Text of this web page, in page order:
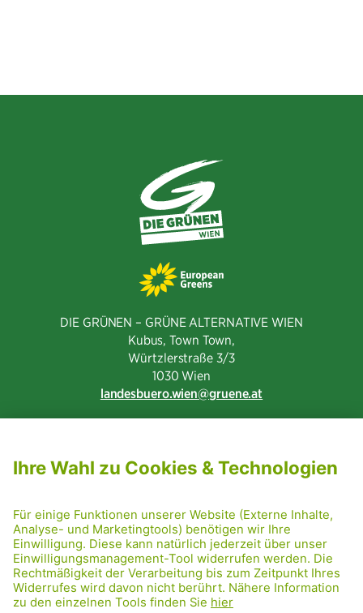
DIE GRÜNEN – GRÜNE ALTERNATIVE WIEN
Kubus, Town Town,
Würtzlerstraße 3/3​
1030 Wien
landesbuero.wien
gruene.at
PRESSE
GRÜNE RADRETTUNG
FRIDAY NIGHTSKATING
NETIQUETTE